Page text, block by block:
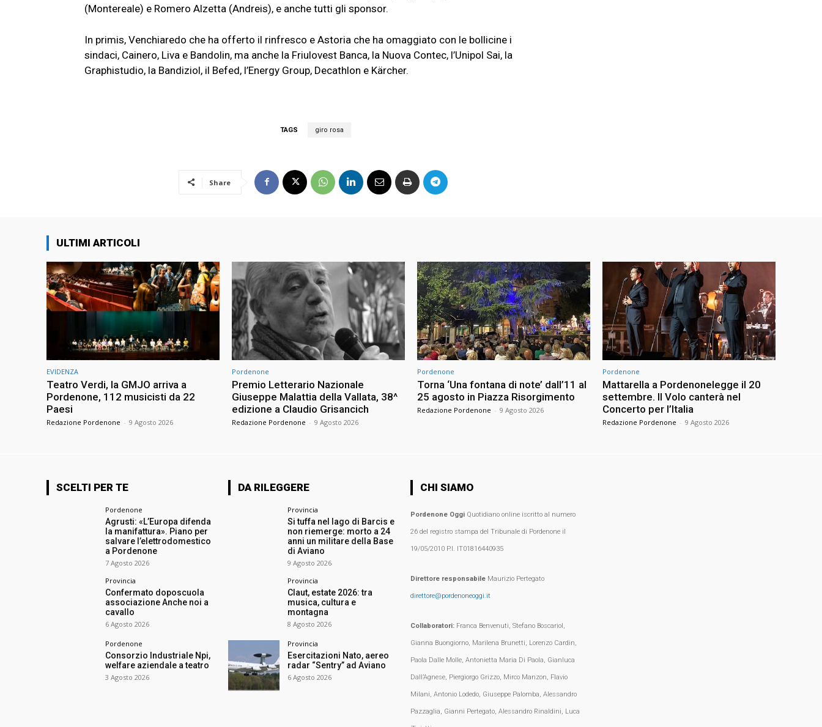
(Montereale) e Romero Alzetta (Andreis), e anche tutti gli sponsor.
In primis, Venchiaredo che ha offerto il rinfresco e Astoria che ha omaggiato con le bollicine i
sindaci, Cainero, Liva e Bandolin, ma anche la Friulovest Banca, la Nuova Contec, l’Unipol Sai, la
Graphistudio, la Bandiziol, il Befed, l’Energy Group, Decathlon e Kärcher.
TAGS giro rosa
Share
ULTIMI ARTICOLI
EVIDENZA
Teatro Verdi, la GMJO arriva a
Pordenone, 112 musicisti da 22
Paesi
Redazione Pordenone - 9 Agosto 2026
Pordenone
Premio Letterario Nazionale
Giuseppe Malattia della Vallata, 38^
edizione a Claudio Grisancich
Redazione Pordenone - 9 Agosto 2026
Pordenone
Torna ‘Una fontana di note’ dall’11 al
25 agosto in Piazza Risorgimento
Redazione Pordenone - 9 Agosto 2026
Pordenone
Mattarella a Pordenonelegge il 20
settembre. Il Volo canterà nel
Concerto per l’Italia
Redazione Pordenone - 9 Agosto 2026
SCELTI PER TE
Pordenone
Agrusti: «L’Europa difenda
la manifattura». Piano per
salvare l’elettrodomestico
a Pordenone
7 Agosto 2026
Provincia
Confermato doposcuola
associazione Anche noi a
cavallo
6 Agosto 2026
Pordenone
Consorzio Industriale Npi,
welfare aziendale a teatro
3 Agosto 2026
DA RILEGGERE
Provincia
Si tuffa nel lago di Barcis e
non riemerge: morto a 24
anni un militare della Base
di Aviano
9 Agosto 2026
Provincia
Claut, estate 2026: tra
musica, cultura e
montagna
8 Agosto 2026
Provincia
Esercitazioni Nato, aereo
radar “Sentry” ad Aviano
6 Agosto 2026
CHI SIAMO
Pordenone OggiQuotidiano online iscritto al numero
26 del registro stampa del Tribunale di Pordenone il
19/05/2010 P.I. IT01816440935
Direttore responsabileMaurizio Pertegato
direttore@pordenoneoggi.it
Collaboratori:Franca Benvenuti, Stefano Boscariol,
Gianna Buongiorno, Marilena Brunetti, Lorenzo Cardin,
Paola Dalle Molle, Antonietta Maria Di Paola, Gianluca
Dall’Agnese, Piergiorgo Grizzo, Mirco Manzon, Flavio
Milani, Antonio Lodedo, Giuseppe Palomba, Alessandro
Pazzaglia, Gianni Pertegato, Alessandro Rinaldini, Luca